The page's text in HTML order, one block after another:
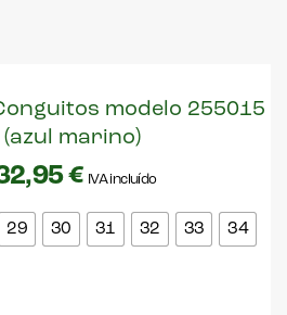
modelo 255015
(azul marino)
€ IVA incluído
29 30 31 32 33 34